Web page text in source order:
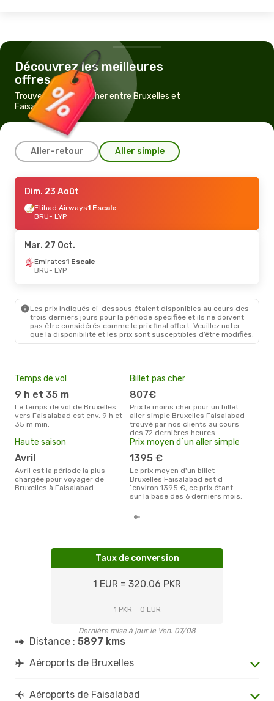
Découvrez les meilleures
offres
Trouvez un vol pas cher entre Bruxelles et
Faisalabad
Aller-retour Aller simple
Dim. 23 Août
Etihad Airways1 Escale
BRU- LYP
LYP- BRU
Dim. 23 Août
Etihad Airways1 Escale
BRU- LYP
Mar. 27 Oct.
Emirates1 Escale
BRU- LYP
Les prix indiqués ci-dessous étaient disponibles au cours des
trois derniers jours pour la période spécifiée et ils ne doivent
pas être considérés comme le prix final offert. Veuillez noter
que la disponibilité et les prix sont susceptibles d’être modifiés.
Temps de vol
9 h et 35 m
Le temps de vol de Bruxelles
vers Faisalabad est env. 9 h et
35 m min.
Billet pas cher
807€
Prix le moins cher pour un billet
aller simple Bruxelles Faisalabad
trouvé par nos clients au cours
des 72 dernières heures
Haute saison
avril
avril est la période la plus
chargée pour voyager de
Bruxelles à Faisalabad.
Prix moyen d´un aller simple
1395 €
Le prix moyen d'un billet
Bruxelles Faisalabad est d
´environ 1395 €, ce prix étant
sur la base des 6 derniers mois.
Taux de conversion
1 EUR = 320.06 PKR
1 PKR = 0 EUR
Dernière mise à jour le Ven. 07/08
Distance : 5897 kms
Aéroports de Bruxelles
Aéroports de Faisalabad